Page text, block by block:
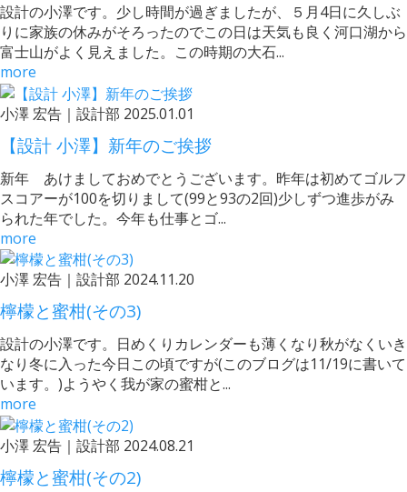
設計の小澤です。少し時間が過ぎましたが、５月4日に久しぶ
りに家族の休みがそろったのでこの日は天気も良く河口湖から
富士山がよく見えました。この時期の大石...
more
小澤 宏告｜設計部 2025.01.01
【設計 小澤】新年のご挨拶
新年 あけましておめでとうございます。昨年は初めてゴルフ
スコアーが100を切りまして(99と93の2回)少しずつ進歩がみ
られた年でした。今年も仕事とゴ...
more
小澤 宏告｜設計部 2024.11.20
檸檬と蜜柑(その3)
設計の小澤です。日めくりカレンダーも薄くなり秋がなくいき
なり冬に入った今日この頃ですが(このブログは11/19に書いて
います。)ようやく我が家の蜜柑と...
more
小澤 宏告｜設計部 2024.08.21
檸檬と蜜柑(その2)